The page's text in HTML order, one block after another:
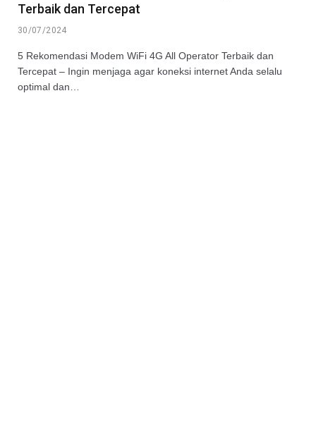
Terbaik dan Tercepat
30/07/2024
5 Rekomendasi Modem WiFi 4G All Operator Terbaik dan
Tercepat – Ingin menjaga agar koneksi internet Anda selalu
optimal dan…